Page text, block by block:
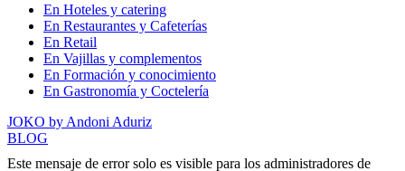
En Hoteles y catering
En Restaurantes y Cafeterías
En Retail
En Vajillas y complementos
En Formación y conocimiento
En Gastronomía y Coctelería
JOKO by Andoni Aduriz
BLOG
Este mensaje de error solo es visible para los administradores de